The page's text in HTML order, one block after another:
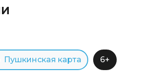
Пушкинская карта 6+